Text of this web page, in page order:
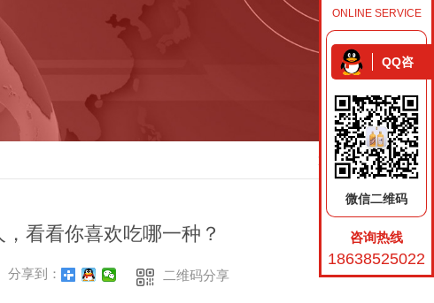
返回
看看你喜欢吃哪一种？
分享到： 二维码分享
ONLINE SERVICE
QQ咨
询
微信二维码
咨询热线
18638525022